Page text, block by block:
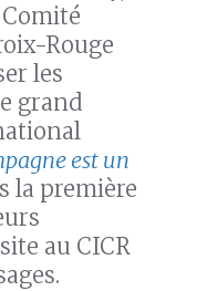
Rouge
les
grand
est un
la première
au CICR